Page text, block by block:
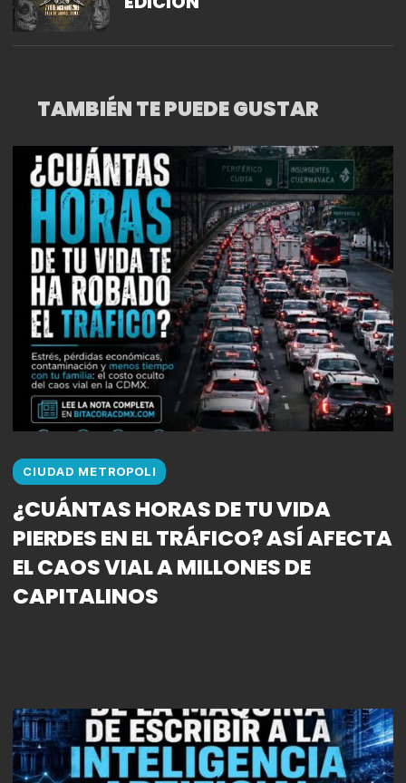
TAMBIÉN TE PUEDE GUSTAR
CIUDAD METROPOLI
¿CUÁNTAS HORAS DE TU VIDA
PIERDES EN EL TRÁFICO? ASÍ AFECTA
EL CAOS VIAL A MILLONES DE
CAPITALINOS